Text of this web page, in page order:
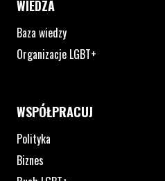
WIEDZA
Baza wiedzy
Organizacje LGBT+
WSPÓŁPRACUJ
Polityka
Biznes